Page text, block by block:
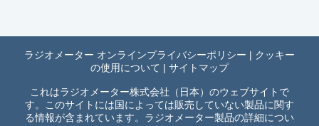
ラジオメーター オンラインプライバシーポリシー | クッキー
の使用について | サイトマップ
これはラジオメーター株式会社（日本）のウェブサイトで
す。このサイトには国によっては販売していない製品に関す
る情報が含まれています。ラジオメーター製品の詳細につい